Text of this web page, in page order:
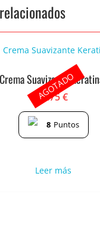
Suavizante
1.75€
8 Puntos
Leer más
AGOTADO